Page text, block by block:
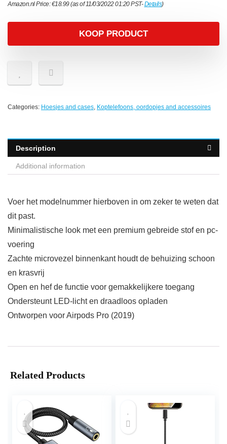
Amazon.nl Price:€18.99(as of 11/03/2022 01:20 PST-Details)
KOOP PRODUCT
Categories: Hoesjes and cases, Koptelefoons, oordopjes and accessoires
Description
Additional information
Voer het modelnummer hierboven in om zeker te weten dat
dit past.
Minimalistische look met een premium gebreide stof en pc-
voering
Zachte microvezel binnenkant houdt de behuizing schoon
en krasvrij
Open en hef de functie voor gemakkelijkere toegang
Ondersteunt LED-licht en draadloos opladen
Ontworpen voor Airpods Pro (2019)
Related Products